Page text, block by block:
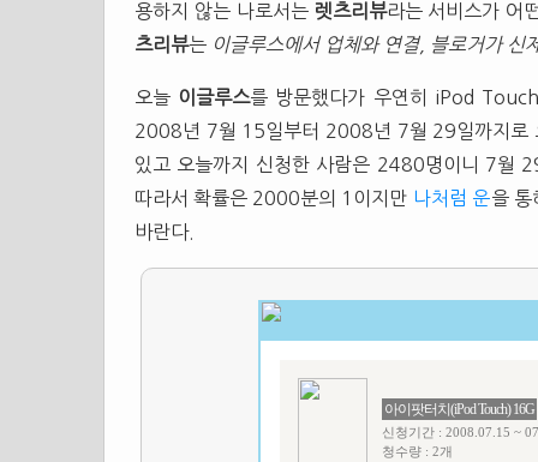
용하지 않는 나로서는 렛츠리뷰라는 서비스가 어
츠리뷰는 이글루스에서 업체와 연결, 블로거가 신
오늘 이글루스를 방문했다가 우연히 iPod
2008년 7월 15일부터 2008년 7월 29일까지로
있고 오늘까지 신청한 사람은 2480명이니 7월
따라서 확률은 2000분의 1이지만 나처럼 운을
바란다.
아이팟터치(iPod Touch) 16G
신청기간 : 2008.07.15 ~
청수량 : 2개